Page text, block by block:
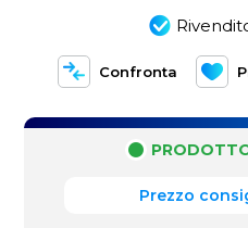
Confronta
Prezzo